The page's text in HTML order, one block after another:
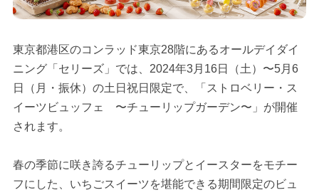
東京都港区のコンラッド東京28階にあるオールデイダイ
ニング「セリーズ」では、2024年3月16日（土）〜5月6
日（月・振休）の土日祝日限定で、「ストロベリー・ス
イーツビュッフェ 〜チューリップガーデン〜」が開催
されます。
春の季節に咲き誇るチューリップとイースターをモチー
フにした、いちごスイーツを堪能できる期間限定のビュ